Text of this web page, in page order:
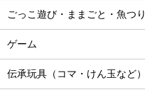
ごっこ遊び・ままごと・魚つり
ゲーム
伝承玩具（コマ・けん玉など）